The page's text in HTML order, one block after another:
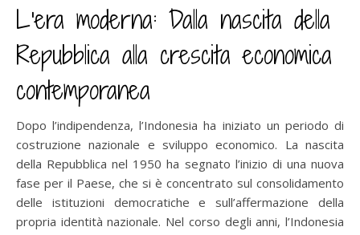
L’era moderna: Dalla nascita della
Repubblica alla crescita economica
contemporanea
Dopo l’indipendenza, l’Indonesia ha iniziato un periodo di
costruzione nazionale e sviluppo economico. La nascita
della Repubblica nel 1950 ha segnato l’inizio di una nuova
fase per il Paese, che si è concentrato sul consolidamento
delle istituzioni democratiche e sull’affermazione della
propria identità nazionale. Nel corso degli anni, l’Indonesia